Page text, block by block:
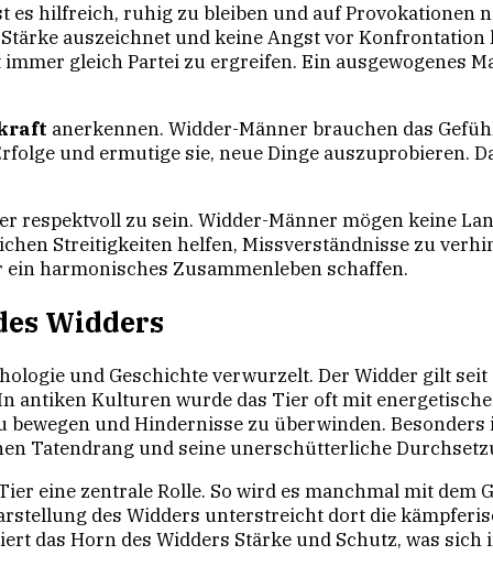
es hilfreich, ruhig zu bleiben und auf Provokationen
auszeichnet und keine Angst vor
gleich Partei zu ergreifen. Ein ausgewogenes
anerkennen. Widder-Männer brauchen das
und ermutige sie, neue Dinge auszuprobieren.
respektvoll zu sein. Widder-Männer mögen keine
Streitigkeiten helfen, Missverständnisse zu
harmonisches Zusammenleben schaffen.
Widders
und Geschichte verwurzelt. Der Widder gilt
antiken Kulturen wurde das Tier oft mit
und Hindernisse zu überwinden.
Tatendrang und seine unerschütterliche
eine zentrale Rolle. So wird es manchmal mit dem
des Widders unterstreicht dort die
das Horn des Widders Stärke und Schutz, was sich